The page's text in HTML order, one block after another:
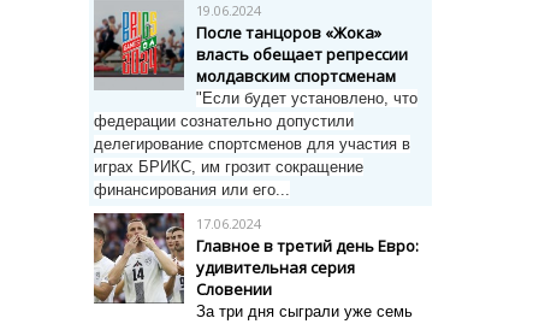
19.06.2024
После танцоров «Жока»
власть обещает репрессии
молдавским спортсменам
"Если будет установлено, что
федерации сознательно допустили
делегирование спортсменов для участия в
играх БРИКС, им грозит сокращение
финансирования или его...
17.06.2024
Главное в третий день Евро:
удивительная серия
Словении
За три дня сыграли уже семь